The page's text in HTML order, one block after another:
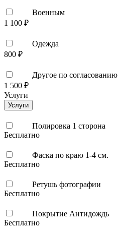
Военным
1 100 ₽
Одежда
800 ₽
Другое по согласованию
1 500 ₽
Услуги
Услуги
Полировка 1 сторона
Бесплатно
Фаска по краю 1-4 см.
Бесплатно
Ретушь фотографии
Бесплатно
Покрытие Антидождь
Бесплатно